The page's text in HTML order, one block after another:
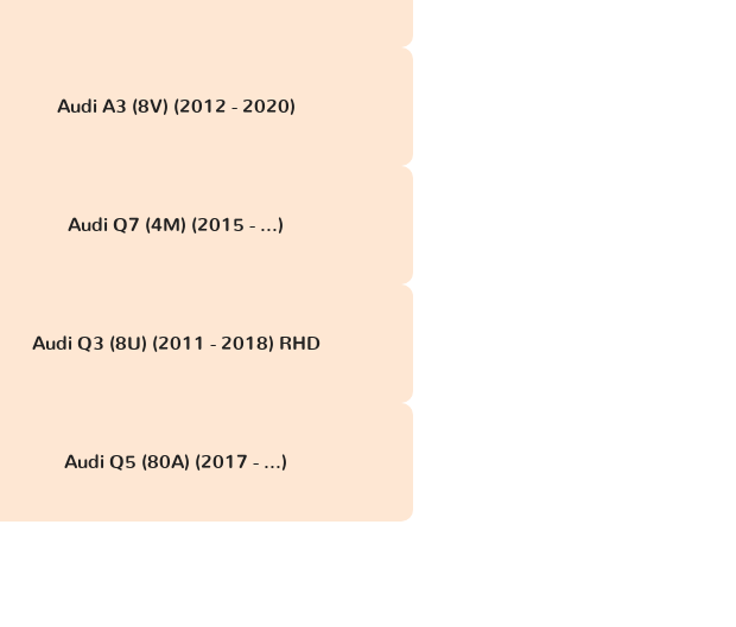
Audi A3 (8V) (2012 - 2020)
Audi Q7 (4M) (2015 - ...)
Audi Q3 (8U) (2011 - 2018) RHD
Audi Q5 (80A) (2017 - ...)